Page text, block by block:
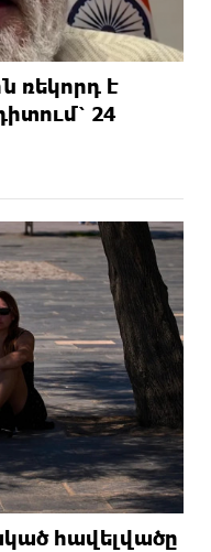
ռեկորդ է
24
հավելվածը